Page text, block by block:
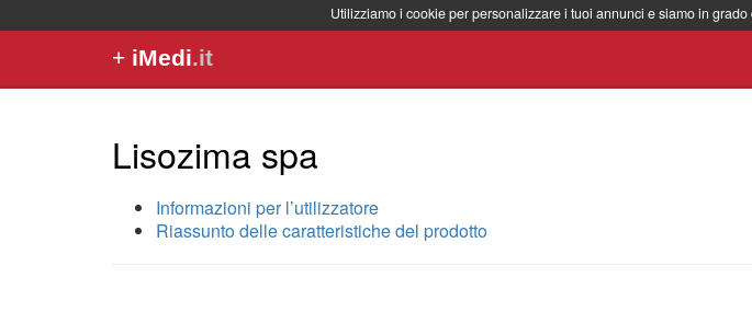
Utilizziamo i cookie per personalizzare i tuoi annunci e siamo in
+ iMedi.it
Lisozima spa
Informazioni per l’utilizzatore
Riassunto delle caratteristiche del prodotto